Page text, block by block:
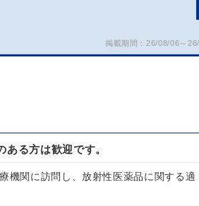
掲載期間：26/08/06～
る方は歓迎です。
機関に訪問し、放射性医薬品に関する適